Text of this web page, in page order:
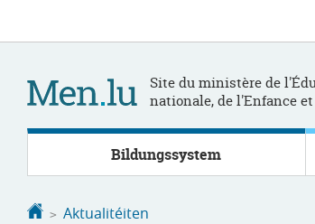
Site du ministère de
nationale, de l'Enfance
Bildungssystem
Startsäit
Aktualitéiten